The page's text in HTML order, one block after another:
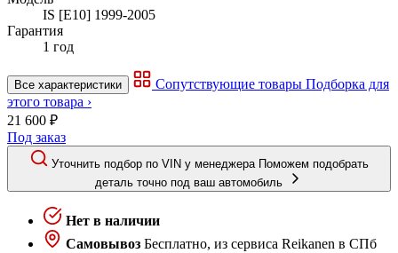
IS [E10] 1999-2005
Гарантия
1 год
Все характеристики Сопутствующие товары Подборка для
этого товара ›
21 600 ₽
Под заказ
Уточнить подбор по VIN у менеджера Поможем подобрать
деталь точно под ваш автомобиль
Нет в наличии
Самовывоз Бесплатно, из сервиса Reikanen в СПб